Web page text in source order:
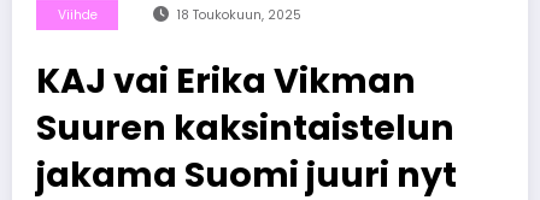
Viihde 18 Toukokuun, 2025
KAJ vai Erika Vikman
Suuren kaksintaistelun
jakama Suomi juuri nyt